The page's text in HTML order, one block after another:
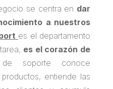
se centra en dar
a nuestros
es el departamento
es el corazón de
soporte conoce
entiende las